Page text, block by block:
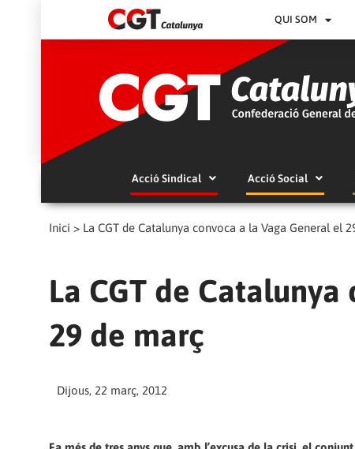
QUI SOM
Acció Sindical Acció Social
Inici > La CGT de Catalunya convoca a la Vaga General el
La CGT de
29 de març
Dijous, 22 març, 2012